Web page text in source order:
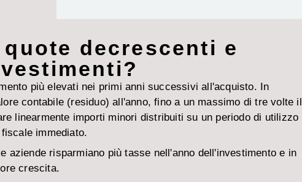
decrescenti e
più elevati nei primi anni successivi all'acquisto. In
contabile (residuo) all'anno, fino a un massimo di tre volte il
linearmente importi minori distribuiti su un periodo di utilizzo
immediato.
risparmiano più tasse nell'anno dell'investimento e in
crescita.